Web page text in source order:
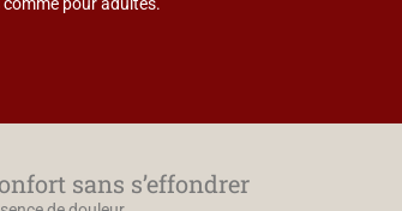
sans s’effondrer